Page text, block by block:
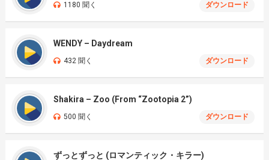
1180 聞く ダウンロード
WENDY – Daydream
432 聞く ダウンロード
Shakira – Zoo (From “Zootopia 2”)
500 聞く ダウンロード
ずっとずっと (ロマンティック・キラー)